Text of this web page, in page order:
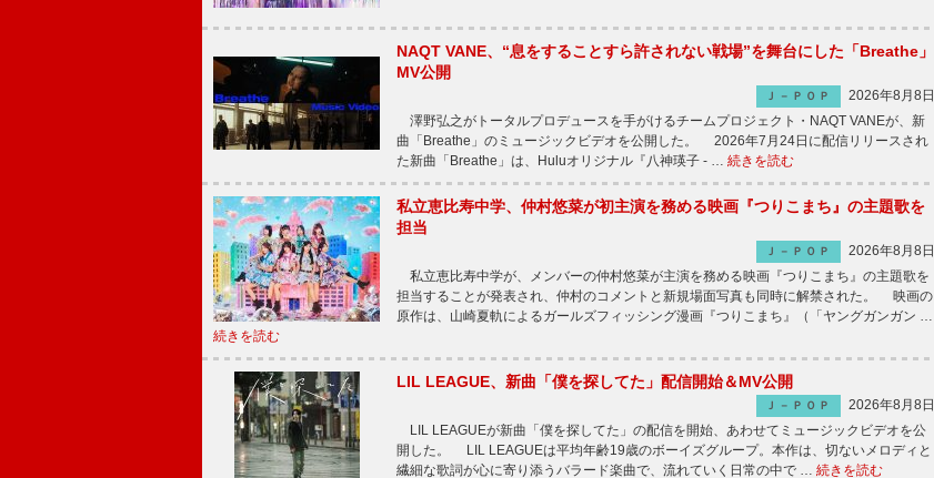
NAQT VANE、“息をすることすら許されない戦場”を舞台にした「Breathe」
MV公開
Ｊ－ＰＯＰ
2026年8月8日
澤野弘之がトータルプロデュースを手がけるチームプロジェクト・NAQT VANEが、新
曲「Breathe」のミュージックビデオを公開した。 2026年7月24日に配信リリースされ
た新曲「Breathe」は、Huluオリジナル『八神瑛子 - … 続きを読む
私立恵比寿中学、仲村悠菜が初主演を務める映画『つりこまち』の主題歌を
担当
Ｊ－ＰＯＰ
2026年8月8日
私立恵比寿中学が、メンバーの仲村悠菜が主演を務める映画『つりこまち』の主題歌を
担当することが発表され、仲村のコメントと新規場面写真も同時に解禁された。 映画の
原作は、山崎夏軌によるガールズフィッシング漫画『つりこまち』（「ヤングガンガン …
続きを読む
LIL LEAGUE、新曲「僕を探してた」配信開始＆MV公開
Ｊ－ＰＯＰ
2026年8月8日
LIL LEAGUEが新曲「僕を探してた」の配信を開始、あわせてミュージックビデオを公
開した。 LIL LEAGUEは平均年齢19歳のボーイズグループ。本作は、切ないメロディと
繊細な歌詞が心に寄り添うバラード楽曲で、流れていく日常の中で … 続きを読む